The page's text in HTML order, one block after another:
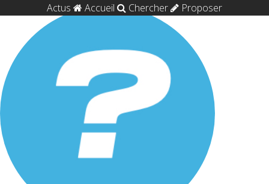
Actus Accueil Chercher Proposer